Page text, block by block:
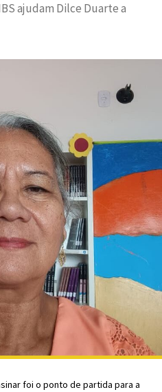
ajudam Dilce Duarte a
foi o ponto de partida para a